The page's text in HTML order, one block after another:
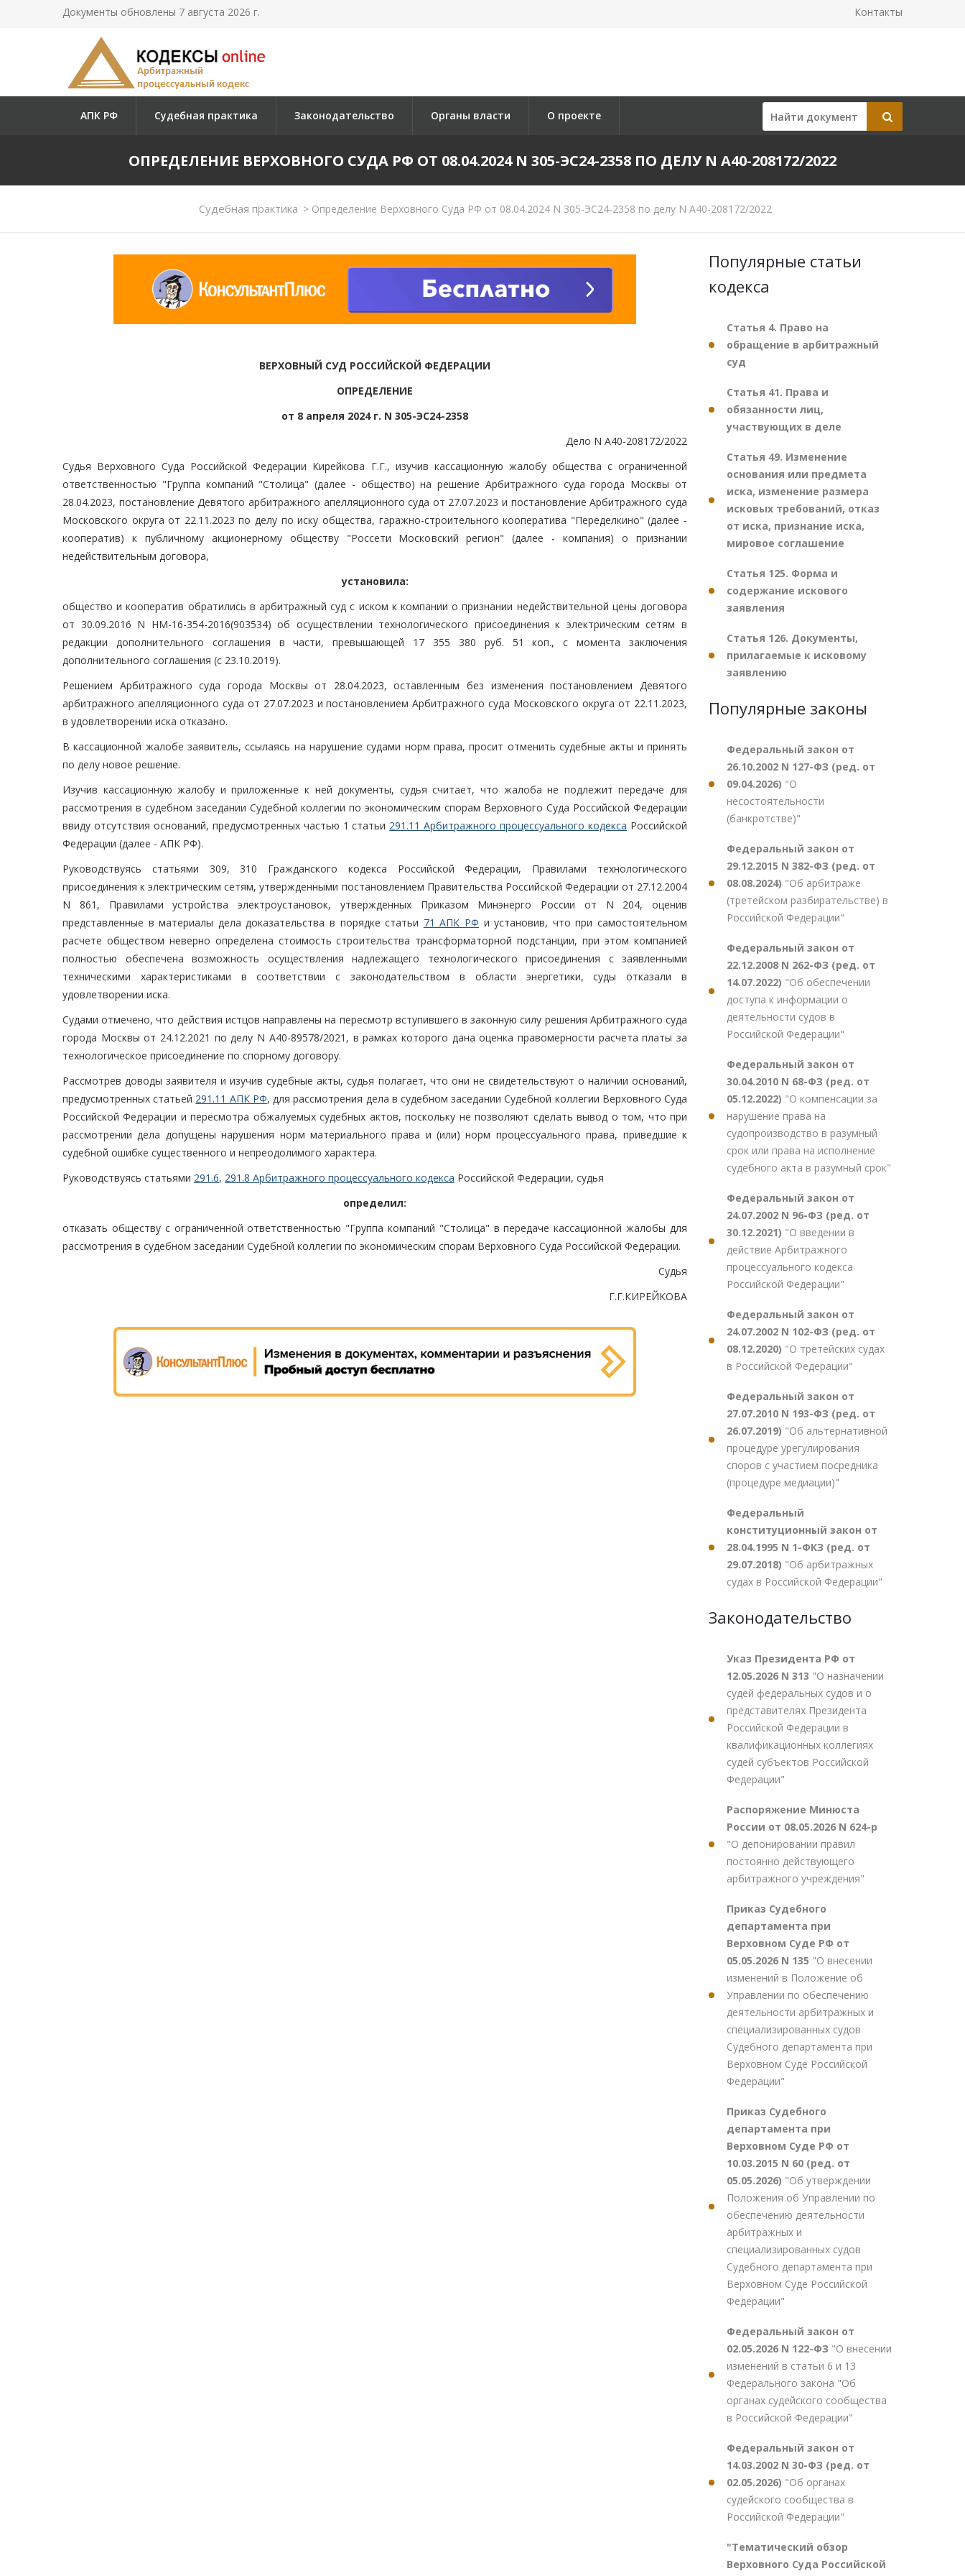
Документы обновлены 7 августа 2026 г. Контакты
АПК РФ Судебная практика Законодательство Органы власти О проекте
ОПРЕДЕЛЕНИЕ ВЕРХОВНОГО СУДА РФ ОТ 08.04.2024 N 305-ЭС24-2358 ПО ДЕЛУ N А40-208172/2022
Судебная практика >Определение Верховного Суда РФ от 08.04.2024 N 305-ЭС24-2358 по делу N А40-208172/2022
ВЕРХОВНЫЙ СУД РОССИЙСКОЙ ФЕДЕРАЦИИ
ОПРЕДЕЛЕНИЕ
от 8 апреля 2024 г. N 305-ЭС24-2358
Дело N А40-208172/2022
Судья Верховного Суда Российской Федерации Кирейкова Г.Г., изучив кассационную жалобу общества с ограниченной
ответственностью "Группа компаний "Столица" (далее - общество) на решение Арбитражного суда города Москвы от
28.04.2023, постановление Девятого арбитражного апелляционного суда от 27.07.2023 и постановление Арбитражного суда
Московского округа от 22.11.2023 по делу по иску общества, гаражно-строительного кооператива "Переделкино" (далее -
кооператив) к публичному акционерному обществу "Россети Московский регион" (далее - компания) о признании
недействительным договора,
установила:
общество и кооператив обратились в арбитражный суд с иском к компании о признании недействительной цены договора
от 30.09.2016 N НМ-16-354-2016(903534) об осуществлении технологического присоединения к электрическим сетям в
редакции дополнительного соглашения в части, превышающей 17 355 380 руб. 51 коп., с момента заключения
дополнительного соглашения (с 23.10.2019).
Решением Арбитражного суда города Москвы от 28.04.2023, оставленным без изменения постановлением Девятого
арбитражного апелляционного суда от 27.07.2023 и постановлением Арбитражного суда Московского округа от 22.11.2023,
в удовлетворении иска отказано.
В кассационной жалобе заявитель, ссылаясь на нарушение судами норм права, просит отменить судебные акты и принять
по делу новое решение.
Изучив кассационную жалобу и приложенные к ней документы, судья считает, что жалоба не подлежит передаче для
рассмотрения в судебном заседании Судебной коллегии по экономическим спорам Верховного Суда Российской Федерации
ввиду отсутствия оснований, предусмотренных частью 1 статьи 291.11 Арбитражного процессуального кодекса Российской
Федерации (далее - АПК РФ).
Руководствуясь статьями 309, 310 Гражданского кодекса Российской Федерации, Правилами технологического
присоединения к электрическим сетям, утвержденными постановлением Правительства Российской Федерации от 27.12.2004
N 861, Правилами устройства электроустановок, утвержденных Приказом Минэнерго России от N 204, оценив
представленные в материалы дела доказательства в порядке статьи 71 АПК РФ и установив, что при самостоятельном
расчете обществом неверно определена стоимость строительства трансформаторной подстанции, при этом компанией
полностью обеспечена возможность осуществления надлежащего технологического присоединения с заявленными
техническими характеристиками в соответствии с законодательством в области энергетики, суды отказали в
удовлетворении иска.
Судами отмечено, что действия истцов направлены на пересмотр вступившего в законную силу решения Арбитражного суда
города Москвы от 24.12.2021 по делу N А40-89578/2021, в рамках которого дана оценка правомерности расчета платы за
технологическое присоединение по спорному договору.
Рассмотрев доводы заявителя и изучив судебные акты, судья полагает, что они не свидетельствуют о наличии оснований,
предусмотренных статьей 291.11 АПК РФ, для рассмотрения дела в судебном заседании Судебной коллегии Верховного Суда
Российской Федерации и пересмотра обжалуемых судебных актов, поскольку не позволяют сделать вывод о том, что при
рассмотрении дела допущены нарушения норм материального права и (или) норм процессуального права, приведшие к
судебной ошибке существенного и непреодолимого характера.
Руководствуясь статьями 291.6, 291.8 Арбитражного процессуального кодекса Российской Федерации, судья
определил:
отказать обществу с ограниченной ответственностью "Группа компаний "Столица" в передаче кассационной жалобы для
рассмотрения в судебном заседании Судебной коллегии по экономическим спорам Верховного Суда Российской Федерации.
Судья
Г.Г.КИРЕЙКОВА
Популярные статьи
кодекса
Статья 4. Право на
обращение в арбитражный
суд
Статья 41. Права и
обязанности лиц,
участвующих в деле
Статья 49. Изменение
основания или предмета
иска, изменение размера
исковых требований, отказ
от иска, признание иска,
мировое соглашение
Статья 125. Форма и
содержание искового
заявления
Статья 126. Документы,
прилагаемые к исковому
заявлению
Популярные законы
Федеральный закон от
26.10.2002 N 127-ФЗ (ред. от
09.04.2026) "О
несостоятельности
(банкротстве)"
Федеральный закон от
29.12.2015 N 382-ФЗ (ред. от
08.08.2024) "Об арбитраже
(третейском разбирательстве) в
Российской Федерации"
Федеральный закон от
22.12.2008 N 262-ФЗ (ред. от
14.07.2022) "Об обеспечении
доступа к информации о
деятельности судов в
Российской Федерации"
Федеральный закон от
30.04.2010 N 68-ФЗ (ред. от
05.12.2022) "О компенсации за
нарушение права на
судопроизводство в разумный
срок или права на исполнение
судебного акта в разумный срок"
Федеральный закон от
24.07.2002 N 96-ФЗ (ред. от
30.12.2021) "О введении в
действие Арбитражного
процессуального кодекса
Российской Федерации"
Федеральный закон от
24.07.2002 N 102-ФЗ (ред. от
08.12.2020) "О третейских судах
в Российской Федерации"
Федеральный закон от
27.07.2010 N 193-ФЗ (ред. от
26.07.2019) "Об альтернативной
процедуре урегулирования
споров с участием посредника
(процедуре медиации)"
Федеральный
конституционный закон от
28.04.1995 N 1-ФКЗ (ред. от
29.07.2018) "Об арбитражных
судах в Российской Федерации"
Законодательство
Указ Президента РФ от
12.05.2026 N 313 "О назначении
судей федеральных судов и о
представителях Президента
Российской Федерации в
квалификационных коллегиях
судей субъектов Российской
Федерации"
Распоряжение Минюста
России от 08.05.2026 N 624-р
"О депонировании правил
постоянно действующего
арбитражного учреждения"
Приказ Судебного
департамента при
Верховном Суде РФ от
05.05.2026 N 135 "О внесении
изменений в Положение об
Управлении по обеспечению
деятельности арбитражных и
специализированных судов
Судебного департамента при
Верховном Суде Российской
Федерации"
Приказ Судебного
департамента при
Верховном Суде РФ от
10.03.2015 N 60 (ред. от
05.05.2026) "Об утверждении
Положения об Управлении по
обеспечению деятельности
арбитражных и
специализированных судов
Судебного департамента при
Верховном Суде Российской
Федерации"
Федеральный закон от
02.05.2026 N 122-ФЗ "О внесении
изменений в статьи 6 и 13
Федерального закона "Об
органах судейского сообщества
в Российской Федерации"
Федеральный закон от
14.03.2002 N 30-ФЗ (ред. от
02.05.2026) "Об органах
судейского сообщества в
Российской Федерации"
"Тематический обзор
Верховного Суда Российской